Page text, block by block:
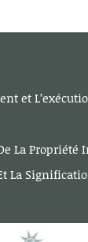
et
La Propriété
La